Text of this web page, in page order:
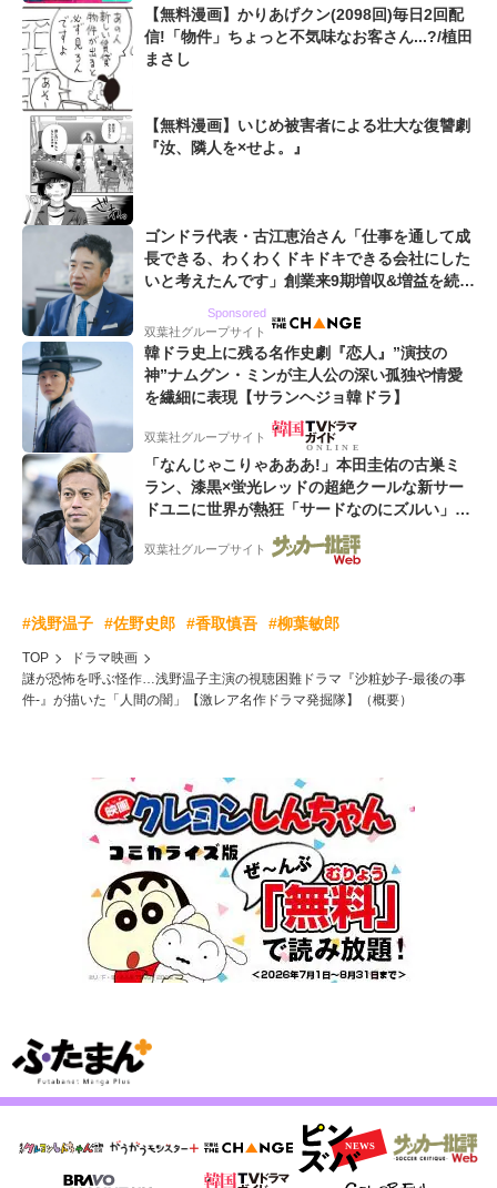
【無料漫画】かりあげクン(2098回)毎日2回配
信!「物件」ちょっと不気味なお客さん...?/植田
まさし
【無料漫画】いじめ被害者による壮大な復讐劇
『汝、隣人を×せよ。』
ゴンドラ代表・古江恵治さん「仕事を通して成
長できる、わくわくドキドキできる会社にした
いと考えたんです」創業来9期増収&増益を続け
Sponsored
双葉社グループサイト
韓ドラ史上に残る名作史劇『恋人』”演技の
神”ナムグン・ミンが主人公の深い孤独や情愛
を繊細に表現【サランヘジョ韓ドラ】
双葉社グループサイト
「なんじゃこりゃあああ!」本田圭佑の古巣ミ
ラン、漆黒×蛍光レッドの超絶クールな新サー
ドユニに世界が熱狂「サードなのにズルい」
「こりゃかっけえわ」
双葉社グループサイト
#浅野温子 #佐野史郎 #香取慎吾 #柳葉敏郎
TOP
ドラマ映画
謎が恐怖を呼ぶ怪作…浅野温子主演の視聴困難ドラマ『沙粧妙子-最後の事
件-』が描いた「人間の闇」【激レア名作ドラマ発掘隊】（概要）